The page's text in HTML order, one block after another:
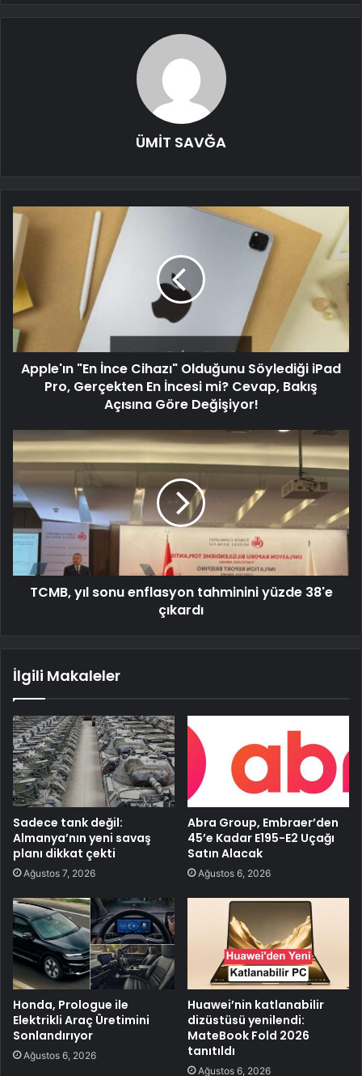
ÜMİT SAVĞA
Apple'ın "En İnce Cihazı" Olduğunu Söylediği iPad
Pro, Gerçekten En İncesi mi? Cevap, Bakış
Açısına Göre Değişiyor!
TCMB, yıl sonu enflasyon tahminini yüzde 38'e
çıkardı
İlgili Makaleler
Sadece tank değil:
Almanya’nın yeni savaş
planı dikkat çekti
Ağustos 7, 2026
Abra Group, Embraer’den
45’e Kadar E195-E2 Uçağı
Satın Alacak
Ağustos 6, 2026
Honda, Prologue ile
Elektrikli Araç Üretimini
Sonlandırıyor
Ağustos 6, 2026
Huawei’nin katlanabilir
dizüstüsü yenilendi:
MateBook Fold 2026
tanıtıldı
Ağustos 6, 2026